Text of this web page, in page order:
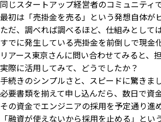
同じスタートアップ経営者のコミュニティ
最初は「売掛金を売る」という発想自体が
ただ、調べれば調べるほど、仕組みとして
すでに発生している売掛金を前倒しで現金
リアース東京さんに問い合わせてみると、
実際に活用してみて、どうでしたか？
手続きのシンプルさと、スピードに驚きまし
必要書類を揃えて申し込んだら、数日で資
その資金でエンジニアの採用を予定通り進
「融資が使えないから採用を止める」と